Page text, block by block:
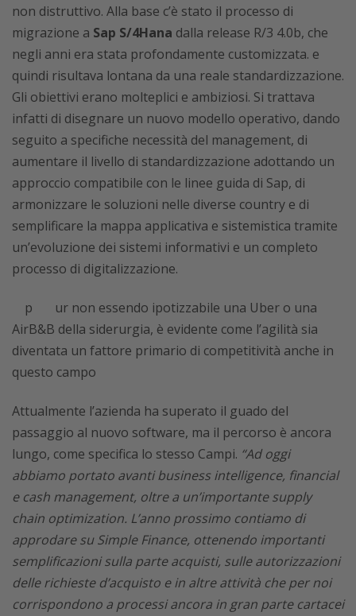
non distruttivo. Alla base c’è stato il processo di
migrazione a Sap S/4Hana dalla release R/3 4.0b, che
negli anni era stata profondamente customizzata. e
quindi risultava lontana da una reale standardizzazione.
Gli obiettivi erano molteplici e ambiziosi. Si trattava
infatti di disegnare un nuovo modello operativo, dando
seguito a specifiche necessità del management, di
aumentare il livello di standardizzazione adottando un
approccio compatibile con le linee guida di Sap, di
armonizzare le soluzioni nelle diverse country e di
semplificare la mappa applicativa e sistemistica tramite
un’evoluzione dei sistemi informativi e un completo
processo di digitalizzazione.
pur non essendo ipotizzabile una Uber o una
AirB&B della siderurgia, è evidente come l’agilità sia
diventata un fattore primario di competitività anche in
questo campo
Attualmente l’azienda ha superato il guado del
passaggio al nuovo software, ma il percorso è ancora
lungo, come specifica lo stesso Campi. “Ad oggi
abbiamo portato avanti business intelligence, financial
e cash management, oltre a un’importante supply
chain optimization. L’anno prossimo contiamo di
approdare su Simple Finance, ottenendo importanti
semplificazioni sulla parte acquisti, sulle autorizzazioni
delle richieste d’acquisto e in altre attività che per noi
corrispondono a processi ancora in gran parte cartacei